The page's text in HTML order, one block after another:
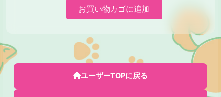
ー:
お買い物カゴに追加
ユーザーTOPに戻る